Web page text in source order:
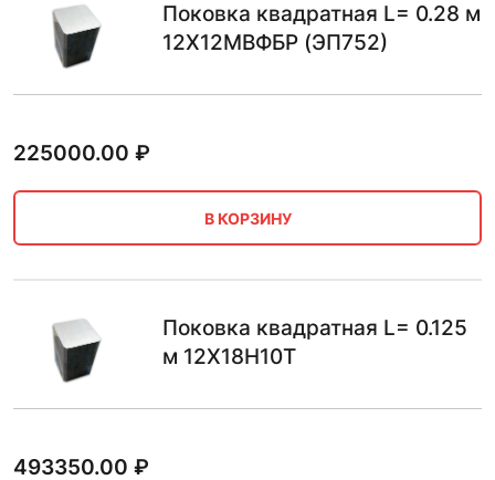
Поковка квадратная L= 0.28 м
12Х12МВФБР (ЭП752)
225000.00 ₽
В КОРЗИНУ
Поковка квадратная L= 0.125
м 12Х18Н10Т
493350.00 ₽